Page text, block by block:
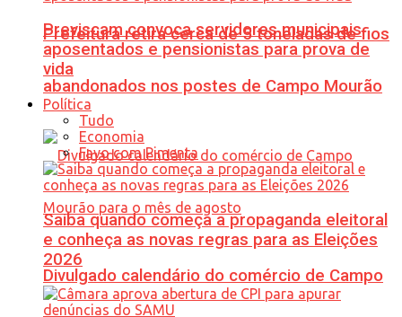
Prefeitura retira cerca de 5 toneladas de fios
abandonados nos postes de Campo Mourão
Divulgado calendário do comércio de Campo
Previscam convoca servidores municipais
aposentados e pensionistas para prova de
vida
Política
Tudo
Economia
Favo com Pimenta
Saiba quando começa a propaganda eleitoral
e conheça as novas regras para as Eleições
2026